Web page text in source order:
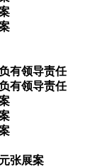
有领导责任
有领导责任
张展案